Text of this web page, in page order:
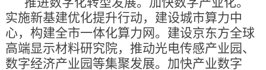
实施新基建优化提升行动，建设城市算力中
心，构建全市一体化算力网。建设京东方全球
高端显示材料研究院，推动光电传感产业园、
数字经济产业园等集聚发展。加快产业数字